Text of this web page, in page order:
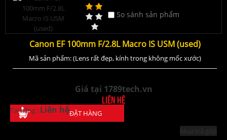
So sánh sản phẩm
Canon EF 100mm F/2.8L Macro IS USM (used)
Mã sản phẩm: (Lens rất đẹp, kính trong không mốc xước)
Giá tại 1789tech.vn
Liên hệ
Tại hãng : Liên hệĐẶT HÀNG